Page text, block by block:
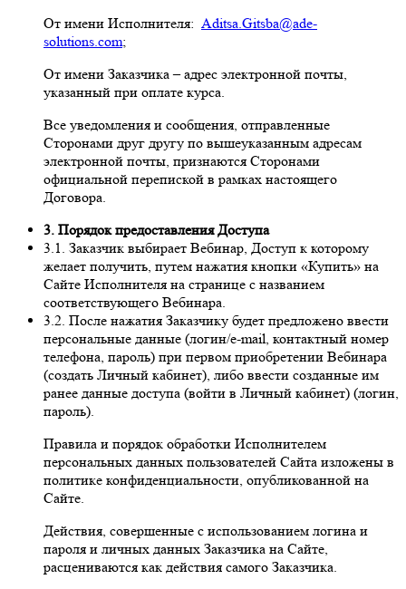
От имени Исполнителя: Aditsa.Gitsba@ade-
solutions.com;
От имени Заказчика – адрес электронной почты,
указанный при оплате курса.
Все уведомления и сообщения, отправленные
Сторонами друг другу по вышеуказанным адресам
электронной почты, признаются Сторонами
официальной перепиской в рамках настоящего
Договора.
3. Порядок предоставления Доступа
3.1. Заказчик выбирает Вебинар, Доступ к которому
желает получить, путем нажатия кнопки «Купить» на
Сайте Исполнителя на странице с названием
соответствующего Вебинара.
3.2. После нажатия Заказчику будет предложено ввести
персональные данные (логин/e-mail, контактный номер
телефона, пароль) при первом приобретении Вебинара
(создать Личный кабинет), либо ввести созданные им
ранее данные доступа (войти в Личный кабинет) (логин,
пароль).
Правила и порядок обработки Исполнителем
персональных данных пользователей Сайта изложены в
политике конфиденциальности, опубликованной на
Сайте.
Действия, совершенные с использованием логина и
пароля и личных данных Заказчика на Сайте,
расцениваются как действия самого Заказчика.